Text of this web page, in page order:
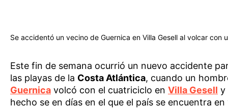
Se accidentó un vecino de Guernica en Villa Gesell al volcar con
Este fin de semana ocurrió un nuevo accidente
las playas de la Costa Atlántica, cuando un
Guernica volcó con el cuatriciclo en Villa Gesell y
hecho se en días en el que el país se encuentra